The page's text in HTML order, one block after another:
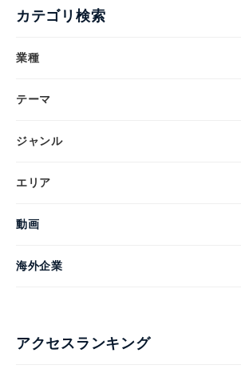
カテゴリ検索
業種
テーマ
ジャンル
エリア
動画
海外企業
アクセスランキング